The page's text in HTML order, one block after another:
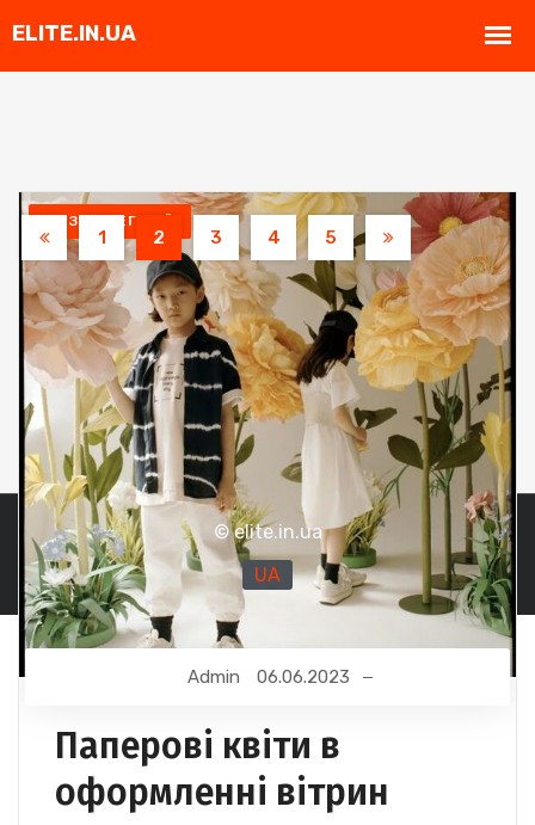
БЕЗ КАТЕГОРІЇ
Admin 06.06.2023
Паперові квіти в
оформленні вітрин
1 2 3 4 5
© elite.in.ua
UA